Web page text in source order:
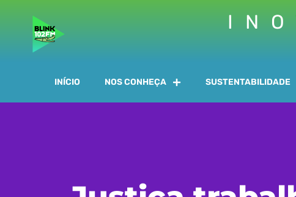
INÍCIO NOS CONHEÇA SUSTENTABILIDADE